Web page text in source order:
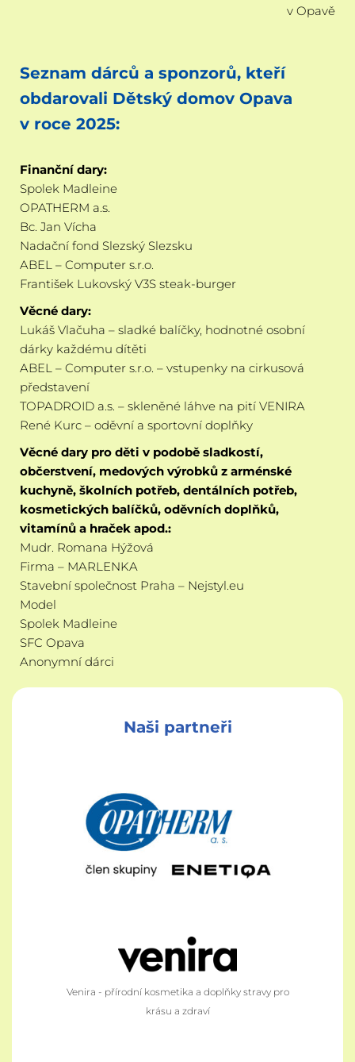
v Opavě
Seznam dárců a sponzorů, kteří
obdarovali Dětský domov Opava
v roce 2025:
Finanční dary:
Spolek Madleine
OPATHERM a.s.
Bc. Jan Vícha
Nadační fond Slezský Slezsku
ABEL – Computer s.r.o.
František Lukovský V3S steak-burger
Věcné dary:
Lukáš Vlačuha – sladké balíčky, hodnotné osobní
dárky každému dítěti
ABEL – Computer s.r.o. – vstupenky na cirkusová
představení
TOPADROID a.s. – skleněné láhve na pití VENIRA
René Kurc – oděvní a sportovní doplňky
Věcné dary pro děti v podobě sladkostí,
občerstvení, medových výrobků z arménské
kuchyně, školních potřeb, dentálních potřeb,
kosmetických balíčků, oděvních doplňků,
vitamínů a hraček apod.:
Mudr. Romana Hýžová
Firma – MARLENKA
Stavební společnost Praha – Nejstyl.eu
Model
Spolek Madleine
SFC Opava
Anonymní dárci
Naši partneři
Venira - přírodní kosmetika a doplňky stravy pro
krásu a zdraví